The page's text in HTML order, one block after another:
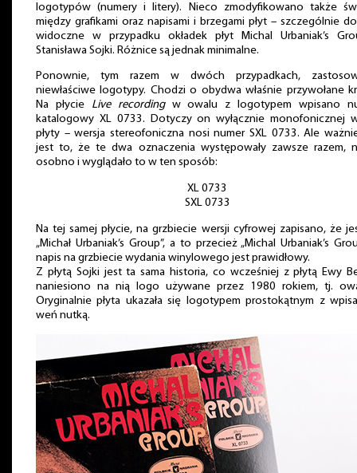
logotypów (numery i litery). Nieco zmodyfikowano także
między grafikami oraz napisami i brzegami płyt – szczególnie
widoczne w przypadku okładek płyt Michal Urbaniak’s
Stanisława Sojki. Różnice są jednak minimalne.
Ponownie, tym razem w dwóch przypadkach,
niewłaściwe logotypy. Chodzi o obydwa właśnie przywołane
Na płycie Live recordingw owalu z logotypem wpisano
katalogowy XL 0733. Dotyczy on wyłącznie monofonicznej
płyty – wersja stereofoniczna nosi numer SXL 0733. Ale
jest to, że te dwa oznaczenia występowały zawsze razem,
osobno i wyglądało to w ten sposób:
XL 0733
SXL 0733
Na tej samej płycie, na grzbiecie wersji cyfrowej zapisano, że
„Michał Urbaniak’s Group”, a to przecież „Michal Urbaniak’s
napis na grzbiecie wydania winylowego jest prawidłowy.
Z płytą Sojki jest ta sama historia, co wcześniej z płytą Ewy
naniesiono na nią logo używane przez 1980 rokiem, tj.
Oryginalnie płyta ukazała się logotypem prostokątnym z
weń nutką.